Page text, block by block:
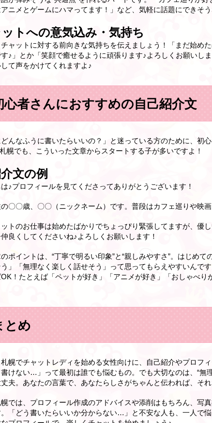
アニメとゲームにハマってます！」など、気軽に話題にできそ
トへの意気込み・気持ち
ャットに対する前向きな気持ちを伝えましょう！「まだ始め
♪」とか「笑顔で癒せるように頑張ります♪よろしくお願いし
て声をかけてくれますよ♪
心者さんにおすすめの自己紹介文
どんなふうに書いたらいいの？」と迷っている方のために、
幌でも、こういった文章からスタートする子が多いですよ！
文の例
♪プロフィールを見てくださってありがとうございます！
〇〇歳、〇〇（ニックネーム）です。普段はカフェ巡りや映
ットのお仕事は始めたばかりでちょっぴり緊張してますが、優
良くしてくださいね♪よろしくお願いします！
ポイントは、“丁寧で明るい印象”と“親しみやすさ”。はじめ
」「無理なく楽しく話せそう」って思ってもらえやすいんで
！たとえば「ペットが好き」「アニメが好き」「おしゃべ
とめ
幌でチャットレディを始める女性向けに、自己紹介やプロフ
書けない…」って最初は誰でも悩むもの。でも大切なのは、“無
丈夫。あなたの言葉で、あなたらしさがちゃんと伝われば、そ
では、プロフィール作成のアドバイスや添削はもちろん、写
「どう書いたらいいか分からない…」と不安な人も、一人で